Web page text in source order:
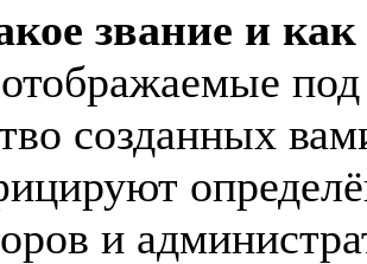
звание и
созданных
и